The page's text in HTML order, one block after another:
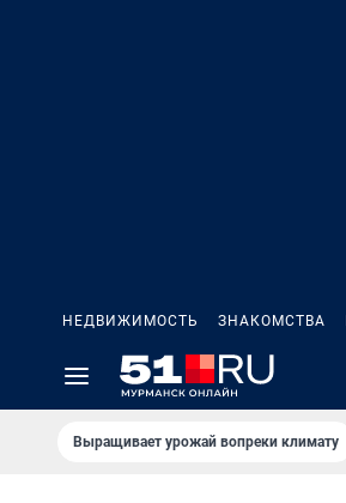
НЕДВИЖИМОСТЬ ЗНАКОМСТВА
Выращивает урожай вопреки климату